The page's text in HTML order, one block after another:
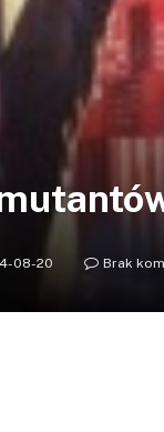
08-20 Brak